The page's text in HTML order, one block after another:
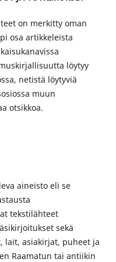
on merkitty oman
osa artikkeleista
löytyy
netistä löytyviä
muun
otsikkoa.
aineisto eli se
tekstilähteet
sekä
lait, asiakirjat, puheet ja
Raamatun tai antiikin